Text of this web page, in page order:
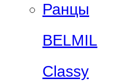
Ранцы
BELMIL
Classy